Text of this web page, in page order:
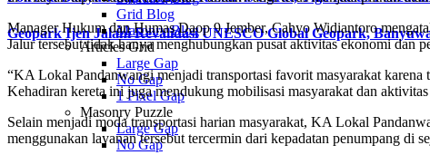
Geopark Ijen Jalani Revalidasi UNESCO Global Geopark,
Grid Blog
Masonry Blog
Articles Grid
Large Gap
No Gap
1 Pixel Gap
Masonry Puzzle
Large Gap
No Gap
Manager Hukum dan Humas Daop 9 Jember, Cahyo Widiantoro
Jalur tersebut tidak hanya menghubungkan pusat aktivitas ekonomi dan
“KA Lokal Pandanwangi menjadi transportasi favorit masyarakat
Kehadiran kereta ini juga mendukung mobilisasi masyarakat dan
Selain menjadi moda transportasi harian masyarakat, KA Lokal
menggunakan layanan tersebut tercermin dari kepadatan penumpang di